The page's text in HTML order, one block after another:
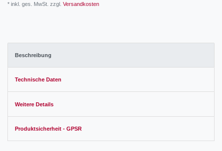
* inkl. ges. MwSt. zzgl. Versandkosten
Beschreibung
Technische Daten
Weitere Details
Produktsicherheit - GPSR